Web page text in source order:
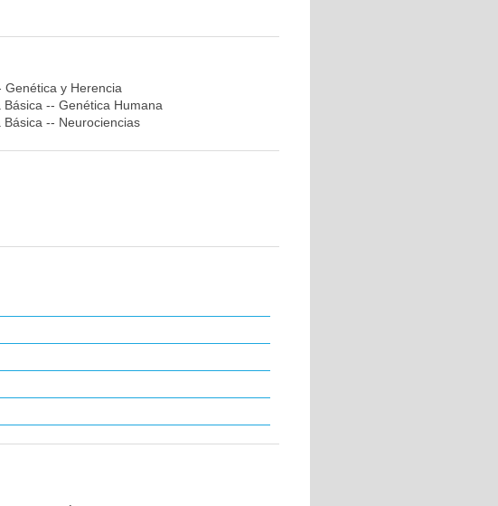
Genética y Herencia
-- Genética Humana
-- Neurociencias